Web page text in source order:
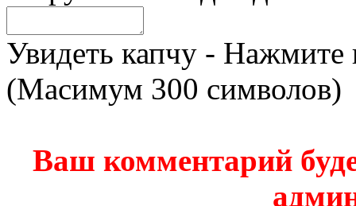
Увидеть капчу - Нажмите
(Масимум 300 символов)
Ваш комментарий